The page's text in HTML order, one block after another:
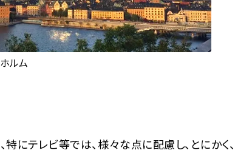
ルム
にテレビ等では、様々な点に配慮し、とにかく、